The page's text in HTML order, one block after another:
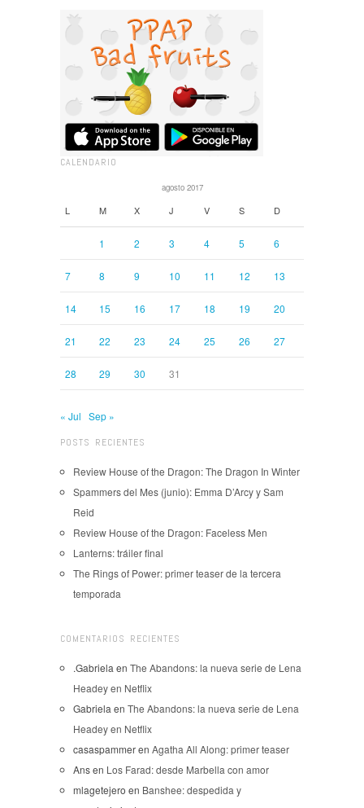
CALENDARIO
agosto 2017
L M X J V S D
1 2 3 4 5 6
7 8 9 10 11 12 13
14 15 16 17 18 19 20
21 22 23 24 25 26 27
28 29 30 31
« Jul Sep »
POSTS RECIENTES
Review House of the Dragon: The Dragon In Winter
Spammers del Mes (junio): Emma D’Arcy y Sam
Reid
Review House of the Dragon: Faceless Men
Lanterns: tráiler final
The Rings of Power: primer teaser de la tercera
temporada
COMENTARIOS RECIENTES
.Gabriela en The Abandons: la nueva serie de Lena
Headey en Netflix
Gabriela en The Abandons: la nueva serie de Lena
Headey en Netflix
casaspammeren Agatha All Along: primer teaser
Ansen Los Farad: desde Marbella con amor
mlagetejero en Banshee: despedida y